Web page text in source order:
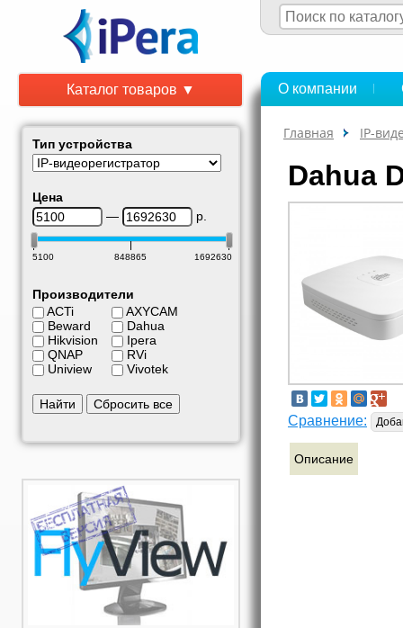
Каталог товаров ▼
Тип устройства
Цена
—
р.
5100 848865 1692630
Производители
ACTi
Beward
Hikvision
QNAP
Uniview
AXYCAM
Dahua
Ipera
RVi
Vivotek
Найти Сбросить все
О компании
Главная IP-
Dahua
Сравнение:
Описание